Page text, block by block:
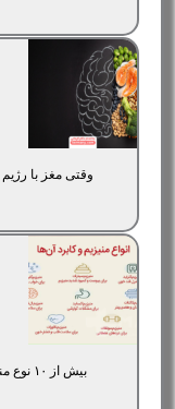
وقتی مغز با
بیش